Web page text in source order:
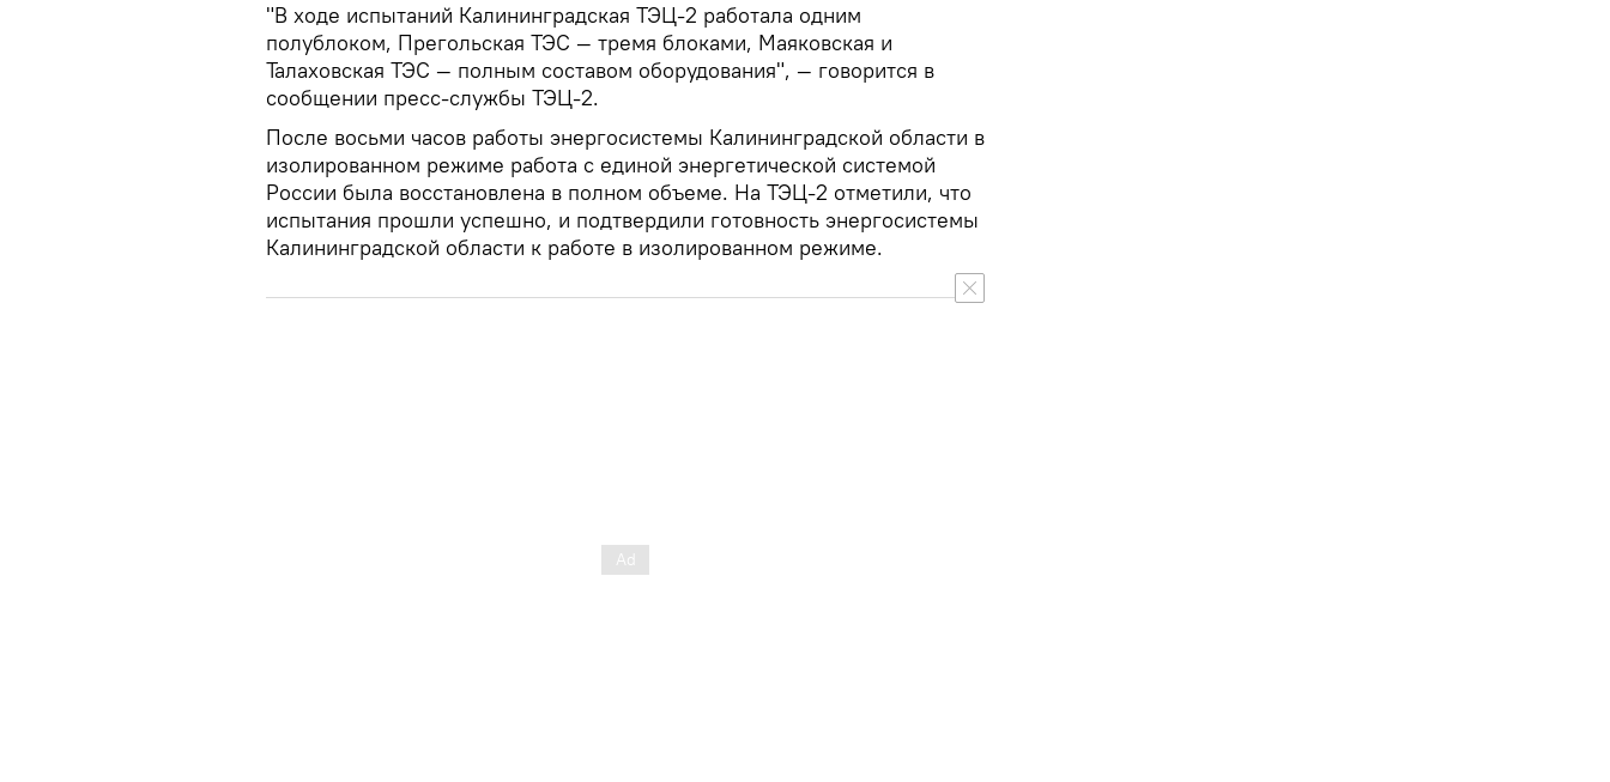
"В ходе испытаний Калининградская ТЭЦ-2 работала одним
полублоком, Прегольская ТЭС — тремя блоками, Маяковская и
Талаховская ТЭС — полным составом оборудования", — говорится в
сообщении пресс-службы ТЭЦ-2.
После восьми часов работы энергосистемы Калининградской области в
изолированном режиме работа с единой энергетической системой
России была восстановлена в полном объеме. На ТЭЦ-2 отметили, что
испытания прошли успешно, и подтвердили готовность энергосистемы
Калининградской области к работе в изолированном режиме.